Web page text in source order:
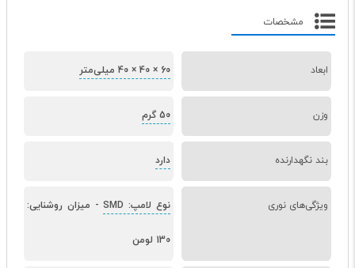
مشخصات
ابعاد 60 × 40 × 40 میلی‌متر
وزن 50 گرم
بند نگهدارنده دارد
ویژگی‌های نوری نوع لامپ: SMD - میزان روشنایی:
130 لومن